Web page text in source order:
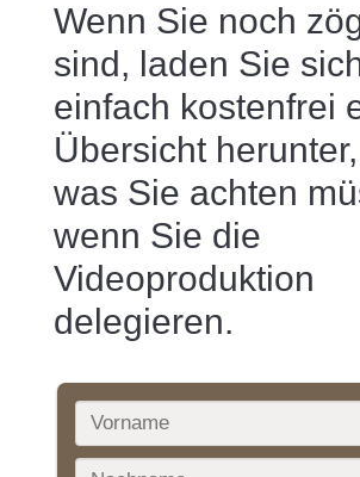
Wenn Sie noch
sind, laden Sie
einfach kostenfrei
Übersicht
was Sie achten
wenn Sie die
Videoproduktion
delegieren.